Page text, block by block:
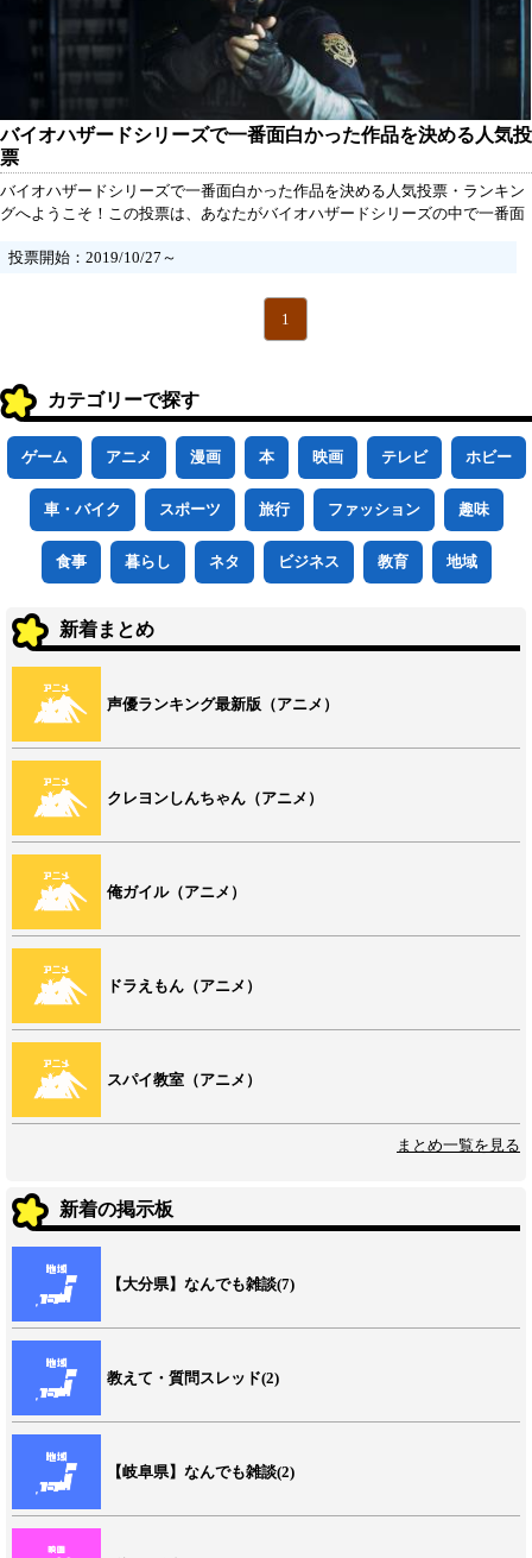
バイオハザードシリーズで一番面白かった作品を決める人気投
票
バイオハザードシリーズで一番面白かった作品を決める人気投票・ランキン
グへようこそ！この投票は、あなたがバイオハザードシリーズの中で一番面
生存戦略やホラー要素を含むアクションゲームとして、世界中で多くのファ
で楽しいと感じた作品に投票してください。
投票開始：2019/10/27～
1
カテゴリーで探す
ゲーム アニメ 漫画 本 映画 テレビ ホビー
車・バイク スポーツ 旅行 ファッション 趣味
食事 暮らし ネタ ビジネス 教育 地域
新着まとめ
声優ランキング最新版（アニメ）
クレヨンしんちゃん（アニメ）
俺ガイル（アニメ）
ドラえもん（アニメ）
スパイ教室（アニメ）
まとめ一覧を見る
新着の掲示板
【大分県】なんでも雑談(7)
教えて・質問スレッド(2)
【岐阜県】なんでも雑談(2)